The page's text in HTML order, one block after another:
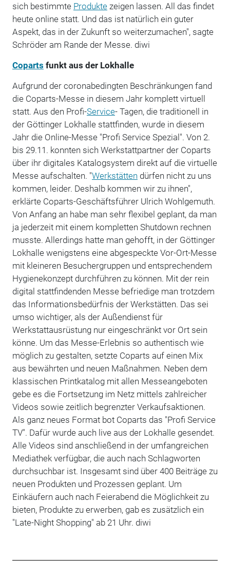
sich bestimmte Produktezeigen lassen. All das findet
heute online statt. Und das ist natürlich ein guter
Aspekt, das in der Zukunft so weiterzumachen", sagte
Schröder am Rande der Messe. diwi
Coparts funkt aus der Lokhalle
Aufgrund der coronabedingten Beschränkungen fand
die Coparts-Messe in diesem Jahr komplett virtuell
statt. Aus den Profi-Service- Tagen, die traditionell in
der Göttinger Lokhalle stattfinden, wurde in diesem
Jahr die Online-Messe "Profi Service Spezial". Von 2.
bis 29.11. konnten sich Werkstattpartner der Coparts
über ihr digitales Katalogsystem direkt auf die virtuelle
Messe aufschalten. "Werkstätten dürfen nicht zu uns
kommen, leider. Deshalb kommen wir zu ihnen",
erklärte Coparts-Geschäftsführer Ulrich Wohlgemuth.
Von Anfang an habe man sehr flexibel geplant, da man
ja jederzeit mit einem kompletten Shutdown rechnen
musste. Allerdings hatte man gehofft, in der Göttinger
Lokhalle wenigstens eine abgespeckte Vor-Ort-Messe
mit kleineren Besuchergruppen und entsprechendem
Hygienekonzept durchführen zu können. Mit der rein
digital stattfindenden Messe befriedige man trotzdem
das Informationsbedürfnis der Werkstätten. Das sei
umso wichtiger, als der Außendienst für
Werkstattausrüstung nur eingeschränkt vor Ort sein
könne. Um das Messe-Erlebnis so authentisch wie
möglich zu gestalten, setzte Coparts auf einen Mix
aus bewährten und neuen Maßnahmen. Neben dem
klassischen Printkatalog mit allen Messeangeboten
gebe es die Fortsetzung im Netz mittels zahlreicher
Videos sowie zeitlich begrenzter Verkaufsaktionen.
Als ganz neues Format bot Coparts das "Profi Service
TV". Dafür wurde auch live aus der Lokhalle gesendet.
Alle Videos sind anschließend in der umfangreichen
Mediathek verfügbar, die auch nach Schlagworten
durchsuchbar ist. Insgesamt sind über 400 Beiträge zu
neuen Produkten und Prozessen geplant. Um
Einkäufern auch nach Feierabend die Möglichkeit zu
bieten, Produkte zu erwerben, gab es zusätzlich ein
"Late-Night Shopping" ab 21 Uhr. diwi